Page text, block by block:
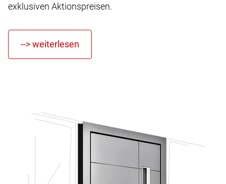
exklusiven Aktionspreisen.